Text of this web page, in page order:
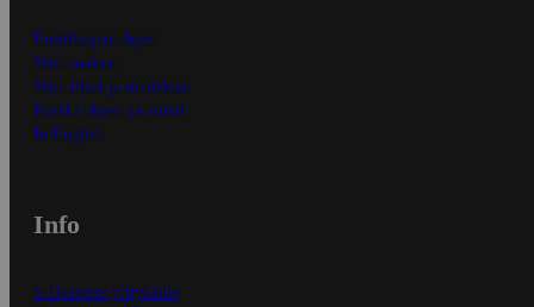
Ensitilaajan ohjeet
Näin maksat
Näin tilaat ja muokkaat
Kaikki ohjeet ja vinkit
In English
Info
S-Business yrityksille